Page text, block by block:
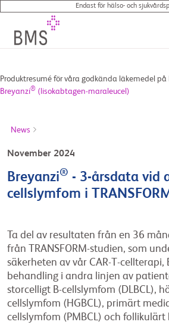
Endast för hälso- och
Produktresumé för våra godkända läkemedel på
Breyanzi® (lisokabtagen-maraleucel)
News
November 2024
Breyanzi® - 3-årsdata vid
cellslymfom i
Ta del av resultaten från en 36
från TRANSFORM-studien, som
säkerheten av vår CAR-T-cellterapi,
behandling i andra linjen av
storcelligt B-cellslymfom (DLBCL),
cellslymfom (HGBCL), primärt
cellslymfom (PMBCL) och